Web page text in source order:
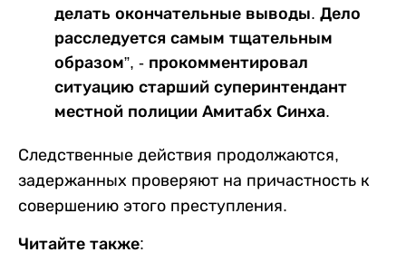
делать окончательные выводы. Дело
расследуется самым тщательным
образом”, - прокомментировал
ситуацию старший суперинтендант
местной полиции Амитабх Синха.
Следственные действия продолжаются,
задержанных проверяют на причастность к
совершению этого преступления.
Читайте также: